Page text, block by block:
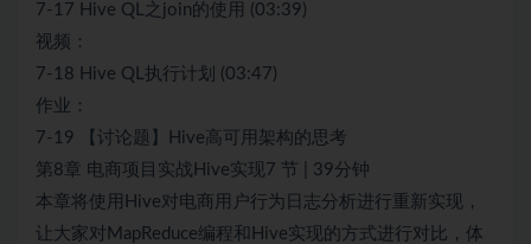
7-17 Hive QL之join的使用 (03:39)
视频：
7-18 Hive QL执行计划 (03:47)
作业：
7-19 【讨论题】Hive高可用架构的思考
第8章 电商项目实战Hive实现7 节 | 39分钟
本章将使用Hive对电商用户行为日志分析进行重新实现，
让大家对MapReduce编程和Hive实现的方式进行对比，体